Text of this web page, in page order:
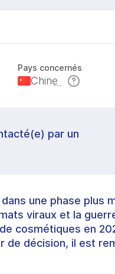
Pays concernés
Chine
par un
une phase plus
viraux et la
cosmétiques en
de décision, il est